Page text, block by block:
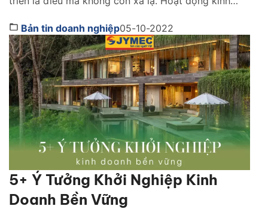
khủng cùng những kiến thức. Nếu bạn là người yêu
thích và có đam mê kinh doanh, muốn mở đại lý kinh
doanh nhưng […]
Bản tin doanh nghiệp05-10-2022
5+ Ý Tưởng Khởi Nghiệp Kinh
Doanh Bền Vững